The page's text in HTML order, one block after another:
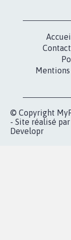
© Copyright
- Site réalisé
Developr